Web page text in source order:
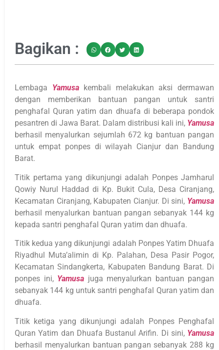
Bagikan :
Lembaga Yamusakembali melakukan aksi dermawan
dengan memberikan bantuan pangan untuk santri
penghafal Quran yatim dan dhuafa di beberapa pondok
pesantren di Jawa Barat. Dalam distribusi kali ini, Yamusa
berhasil menyalurkan sejumlah 672 kg bantuan pangan
untuk empat ponpes di wilayah Cianjur dan Bandung
Barat.
Titik pertama yang dikunjungi adalah Ponpes Jamharul
Qowiy Nurul Haddad di Kp. Bukit Cula, Desa Ciranjang,
Kecamatan Ciranjang, Kabupaten Cianjur. Di sini, Yamusa
berhasil menyalurkan bantuan pangan sebanyak 144 kg
kepada santri penghafal Quran yatim dan dhuafa.
Titik kedua yang dikunjungi adalah Ponpes Yatim Dhuafa
Riyadhul Muta’alimin di Kp. Palahan, Desa Pasir Pogor,
Kecamatan Sindangkerta, Kabupaten Bandung Barat. Di
ponpes ini, Yamusa juga menyalurkan bantuan pangan
sebanyak 144 kg untuk santri penghafal Quran yatim dan
dhuafa.
Titik ketiga yang dikunjungi adalah Ponpes Penghafal
Quran Yatim dan Dhuafa Bustanul Arifin. Di sini, Yamusa
berhasil menyalurkan bantuan pangan sebanyak 288 kg